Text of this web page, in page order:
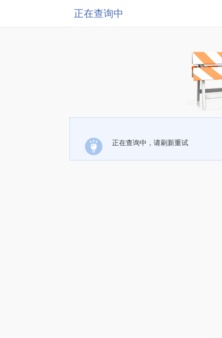
正在查询中
正在查询中，请刷新重试